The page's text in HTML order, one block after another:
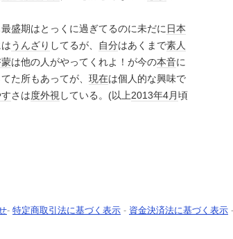
最盛期はとっくに過ぎてるのに未だに日本
うんざり してるが、 自分はあくまで素人
は他の人がやってくれよ！が今の本音に
てた所もあってが、 現在は個人的な興味で
さは度外視している。(以上2013年4月頃
- 特定商取引法に基づく表示 - 資金決済法に基づく表示 -